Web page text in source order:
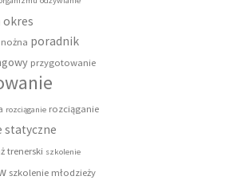
okres
poradnik
przygotowanie
rozciąganie rozciąganie
statyczne
trenerski szkolenie
szkolenie młodzieży